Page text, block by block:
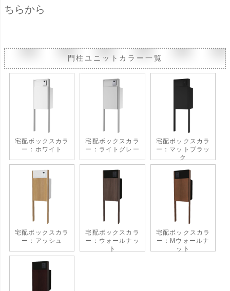
ちらから
門柱ユニットカラー一覧
宅配ボックスカラ
ー：ホワイト
宅配ボックスカラ
ー：ライトグレー
宅配ボックスカラ
ー：マットブラッ
ク
宅配ボックスカラ
ー：アッシュ
宅配ボックスカラ
ー：ウォールナッ
ト
宅配ボックスカラ
ー：Mウォールナ
ット